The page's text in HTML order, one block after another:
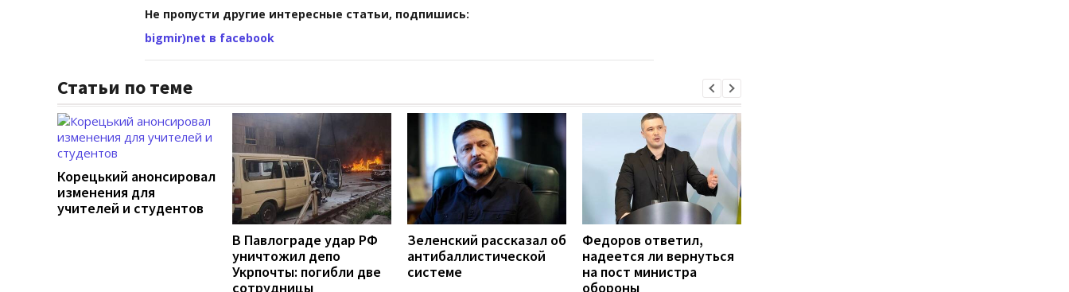
Не пропусти другие интересные статьи, подпишись:
bigmir)net в facebook
Статьи по теме
Корецький анонсировал
изменения для
учителей и студентов
В Павлограде удар РФ
уничтожил депо
Укрпочты: погибли две
сотрудницы
Зеленский рассказал об
антибаллистической
системе
Федоров ответил,
надеется ли вернуться
на пост министра
обороны